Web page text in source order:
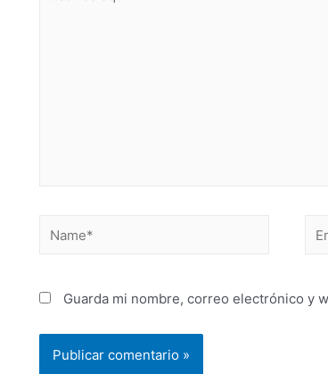
Guarda mi nombre, correo electrónico y